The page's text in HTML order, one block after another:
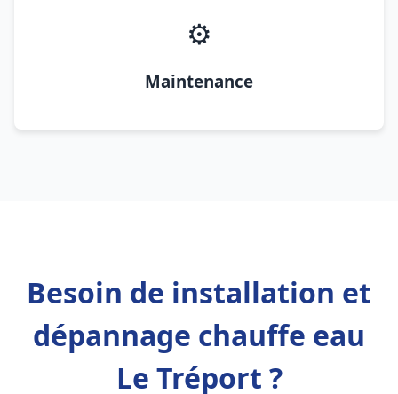
⚙️
Maintenance
Besoin de installation et
dépannage chauffe eau
Le Tréport ?